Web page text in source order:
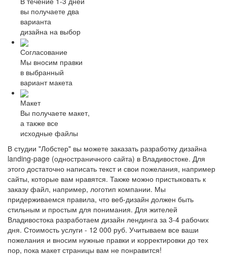
вы получаете два
варианта
дизайна на выбор
Согласование
Мы вносим правки
в выбранный
вариант макета
Макет
Вы получаете макет,
а также все
исходные файлы
В студии "Лобстер" вы можете заказать разработку дизайна
landing-page (одностраничного сайта) в Владивостоке. Для
этого достаточно написать текст и свои пожелания, например
сайты, которые вам нравятся. Также можно пристыковать к
заказу файл, например, логотип компании. Мы
придерживаемся правила, что веб-дизайн должен быть
стильным и простым для понимания. Для жителей
Владивостока разработаем дизайн лендинга за 3-4 рабочих
дня. Стоимость услуги - 12 000 руб. Учитываем все ваши
пожелания и вносим нужные правки и корректировки до тех
пор, пока макет страницы вам не понравится!